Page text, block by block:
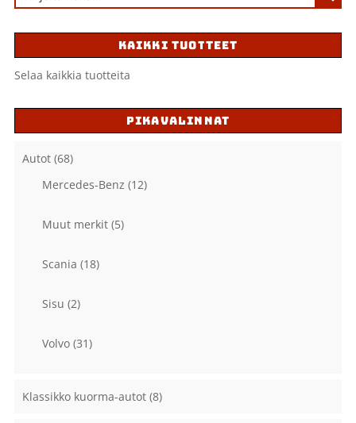
KAIKKI TUOTTEET
Selaa kaikkia tuotteita
PIKAVALINNAT
Autot (68)
Mercedes-Benz (12)
Muut merkit (5)
Scania (18)
Sisu (2)
Volvo (31)
Klassikko kuorma-autot (8)